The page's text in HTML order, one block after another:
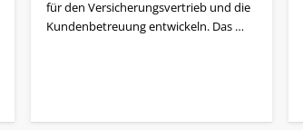
für den Versicherungsvertrieb und die
Kundenbetreuung entwickeln. Das …